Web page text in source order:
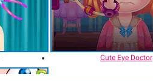
Cute Eye Doctor